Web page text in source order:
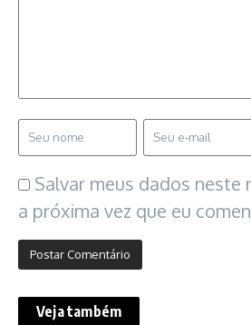
Salvar meus dados neste
a próxima vez que eu
Veja também